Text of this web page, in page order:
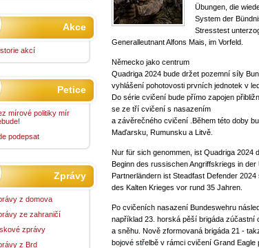
Übungen, die
System der
Stresstest
Generalleutnant Alfons Mais, im Vorfeld.
Německo jako centrum
Quadriga 2024 bude držet pozemní síly
vyhlášení pohotovosti prvních jednotek v
Do série cvičení bude přímo zapojen
se ze tří cvičení s nasazením
a závěrečného cvičení .Během této doby
Maďarsku, Rumunsku a Litvě.
Nur für sich genommen, ist Quadriga 2024
Beginn des russischen Angriffskriegs in
Partnerländern ist Steadfast Defender
des Kalten Krieges vor rund 35 Jahren.
Po cvičeních nasazení Bundeswehru
například 23. horská pěší brigáda zúčastní
a sněhu. Nově zformovaná brigáda 21 -
bojové střelbě v rámci cvičení Grand Eagle
Akce
akcí
Petice
mírové politiky mír
podepsat
Zprávy
z domova
ze zahraničí
zprávy
z Brd